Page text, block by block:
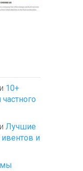
10+
Лучшие
и